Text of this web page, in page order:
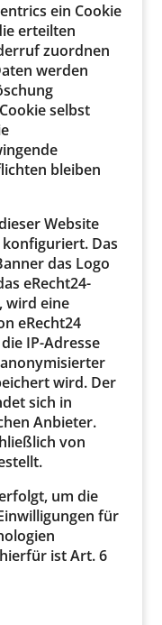
ein Cookie
erteilten
zuordnen
werden
selbst
bleiben
Website
Das
das Logo
eRecht24-
wird eine
eRecht24
IP-Adresse
wird. Der
sich in
Anbieter.
von
um die
für
ist Art. 6